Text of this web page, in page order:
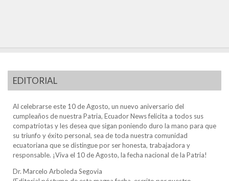
EDITORIAL
Al celebrarse este 10 de Agosto, un nuevo aniversario del
cumpleaños de nuestra Patria, Ecuador News felicita a todos sus
compatriotas y les desea que sigan poniendo duro la mano para que
su triunfo y éxito personal, sea de toda nuestra comunidad
ecuatoriana que se distingue por ser honesta, trabajadora y
responsable. ¡Viva el 10 de Agosto, la fecha nacional de la Patria!
Dr. Marcelo Arboleda Segovia